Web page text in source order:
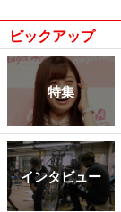
ピックアップ
特集
インタビュー